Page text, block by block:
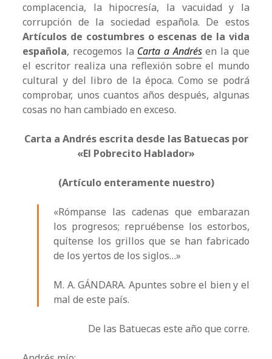
complacencia, la hipocresía, la vacuidad y la
corrupción de la sociedad española. De estos
Artículos de costumbres o escenas de la vida
española, recogemos la Carta a Andrésen la que
el escritor realiza una reflexión sobre el mundo
cultural y del libro de la época. Como se podrá
comprobar, unos cuantos años después, algunas
cosas no han cambiado en exceso.
Carta a Andrés escrita desde las Batuecas por
«El Pobrecito Hablador»
(Artículo enteramente nuestro)
«Rómpanse las cadenas que embarazan
los progresos; repruébense los estorbos,
quítense los grillos que se han fabricado
de los yertos de los siglos…»
M. A. GÁNDARA. Apuntes sobre el bien y el
mal de este país.
De las Batuecas este año que corre.